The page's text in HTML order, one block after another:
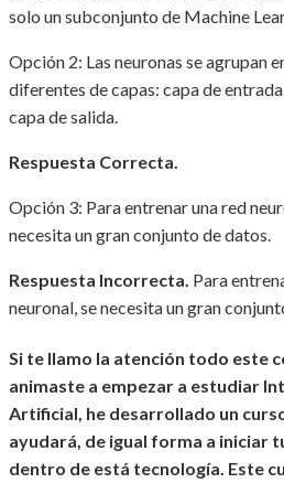
solo un subconjunto de Machine
Opción 2: Las neuronas se agrupan
diferentes de capas: capa de
capa de salida.
Respuesta Correcta.
Opción 3: Para entrenar una red
necesita un gran conjunto de datos.
Respuesta Incorrecta. Para
neuronal, se necesita un gran
Si te llamo la atención todo este
animaste a empezar a estudiar
Artificial, he desarrollado un
ayudará, de igual forma a iniciar
dentro de está tecnología. Este